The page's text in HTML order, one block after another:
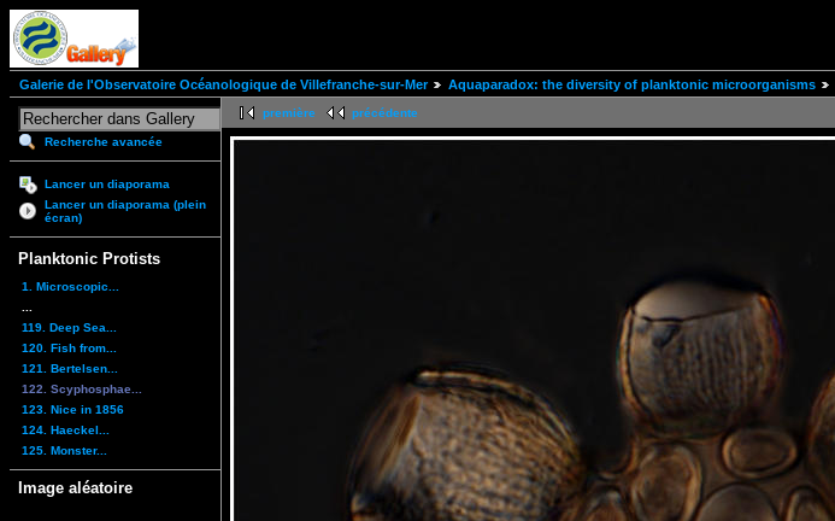
Galerie de l'Observatoire Océanologique de Villefranche-sur-Mer Aquaparadox: the diversity of planktonic microorganisms
Recherche avancée
Lancer un diaporama
Lancer un diaporama (plein
écran)
Planktonic Protists
1. Microscopic...
119. Deep Sea...
120. Fish from...
121. Bertelsen...
122. Scyphosphae...
123. Nice in 1856
124. Haeckel...
125. Monster...
Image aléatoire
première précédente